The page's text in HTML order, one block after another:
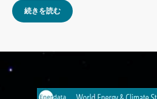
続きを読む